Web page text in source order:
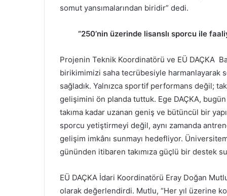
somut yansımalarından biridir” dedi.
“250’nin üzerinde lisanslı sporcu ile
Projenin Teknik Koordinatörü ve EÜ DAÇKA
birikimimizi saha tecrübesiyle harmanlayarak
sağladık. Yalnızca sportif performans değil;
gelişimini ön planda tuttuk. Ege DAÇKA,
takıma kadar uzanan geniş ve bütüncül bir
sporcu yetiştirmeyi değil, aynı zamanda
gelişim imkânı sunmayı hedefliyor.
gününden itibaren takımıza güçlü bir destek
EÜ DAÇKA İdari Koordinatörü Eray Doğan
olarak değerlendirdi. Mutlu, “Her yıl üzerine